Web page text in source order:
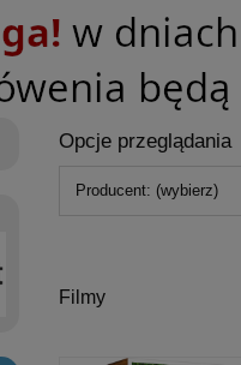
Opcje przeglądania
Producent: (wybierz)
Filmy